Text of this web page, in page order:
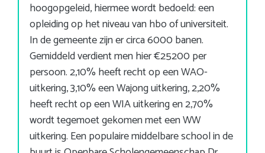
hoogopgeleid, hiermee wordt bedoeld: een
opleiding op het niveau van hbo of universiteit.
In de gemeente zijn er circa 6000 banen.
Gemiddeld verdient men hier €25200 per
persoon. 2,10% heeft recht op een WAO-
uitkering, 3,10% een Wajong uitkering, 2,20%
heeft recht op een WIA uitkering en 2,70%
wordt tegemoet gekomen met een WW
uitkering. Een populaire middelbare school in de